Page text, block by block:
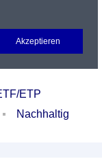
Login
ETP
Nachhaltig
Akzeptieren